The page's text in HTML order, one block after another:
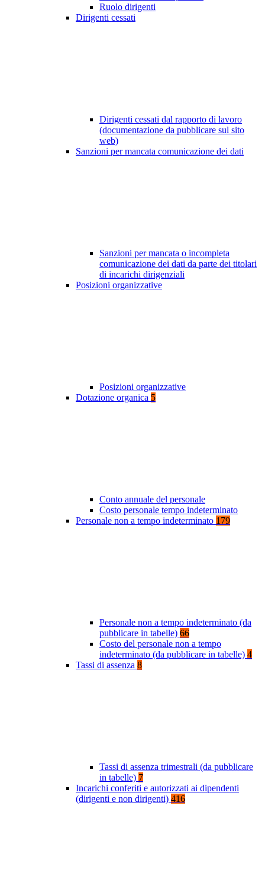
Ruolo dirigenti
Dirigenti cessati
Dirigenti cessati dal rapporto di lavoro
(documentazione da pubblicare sul sito
web)
Sanzioni per mancata comunicazione dei dati
Sanzioni per mancata o incompleta
comunicazione dei dati da parte dei titolari
di incarichi dirigenziali
Posizioni organizzative
Posizioni organizzative
Dotazione organica 5
Conto annuale del personale
Costo personale tempo indeterminato
Personale non a tempo indeterminato 179
Personale non a tempo indeterminato (da
pubblicare in tabelle) 66
Costo del personale non a tempo
indeterminato (da pubblicare in tabelle) 4
Tassi di assenza 8
Tassi di assenza trimestrali (da pubblicare
in tabelle) 7
Incarichi conferiti e autorizzati ai dipendenti
(dirigenti e non dirigenti) 416